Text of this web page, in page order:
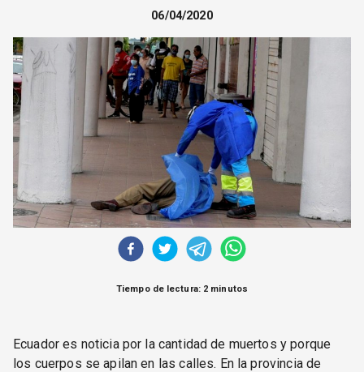
SOCIEDAD Y CULTURA
JUVENTUD
CORREO DE LECTORES
DEBATE
ARCHIVO
DECLARACIONES
OPINIÓN
ALTAMIRA RESPONDE
Política Obrera Revista
CONTACTO
06/04/2020
Tiempo de lectura: 2 minutos
Ecuador es noticia por la cantidad de muertos y porque
los cuerpos se apilan en las calles. En la provincia de